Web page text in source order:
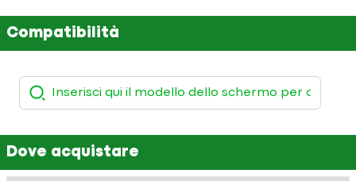
Compatibilità
Dove acquistare